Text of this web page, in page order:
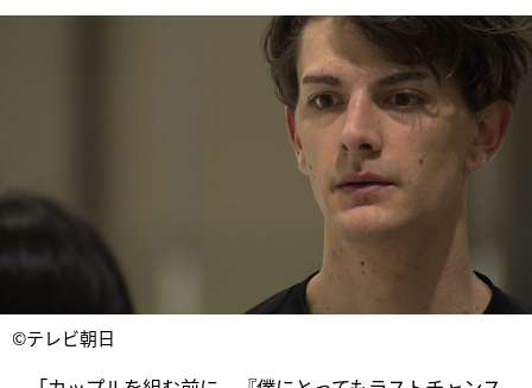
©テレビ朝日